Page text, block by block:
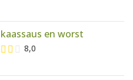
en worst
8,0